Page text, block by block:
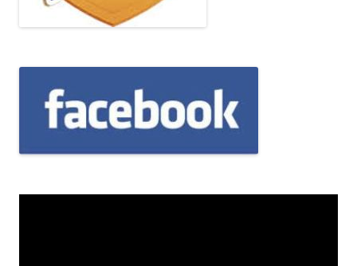
Odtwarzacz